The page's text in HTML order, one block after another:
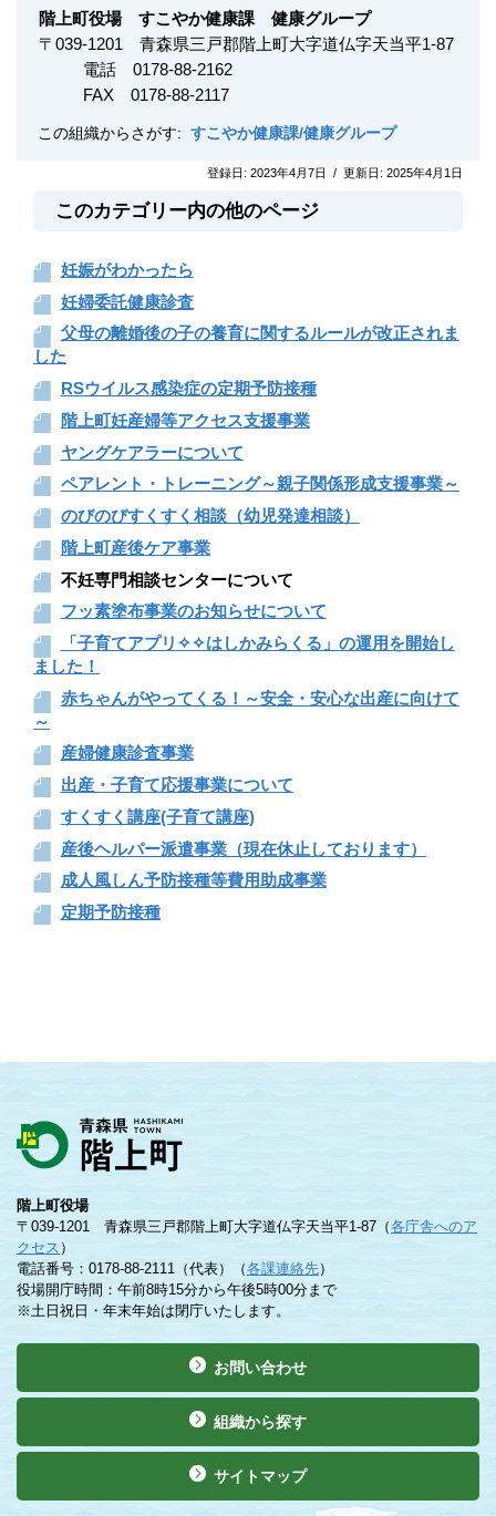
階上町役場 すこやか健康課 健康グループ
〒 039-1201
青森県三戸郡階上町大字道仏字天当平1-87
電話 0178-88-2162
FAX 0178-88-2117
この組織からさがす: すこやか健康課/健康グループ
登録日: 2023年4月7日 / 更新日: 2025年4月1日
このカテゴリー内の他のページ
妊娠がわかったら
妊婦委託健康診査
父母の離婚後の子の養育に関するルールが改正されま
した
RSウイルス感染症の定期予防接種
階上町妊産婦等アクセス支援事業
ヤングケアラーについて
ペアレント・トレーニング～親子関係形成支援事業～
のびのびすくすく相談（幼児発達相談）
階上町産後ケア事業
不妊専門相談センターについて
フッ素塗布事業のお知らせについて
「子育てアプリ✧✧はしかみらくる」の運用を開始し
ました！
赤ちゃんがやってくる！～安全・安心な出産に向けて
～
産婦健康診査事業
出産・子育て応援事業について
すくすく講座(子育て講座)
産後ヘルパー派遣事業（現在休止しております）
成人風しん予防接種等費用助成事業
定期予防接種
階上町役場
〒039-1201 青森県三戸郡階上町大字道仏字天当平1-87（各庁舎へのア
クセス ）
電話番号：0178-88-2111（代表）（各課連絡先）
役場開庁時間：午前8時15分から午後5時00分まで
※土日祝日・年末年始は閉庁いたします。
お問い合わせ
組織から探す
サイトマップ